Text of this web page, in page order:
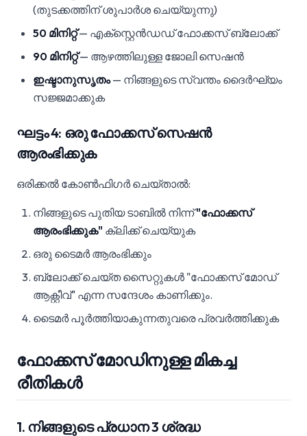
(തുടക്കത്തിന് ശുപാർശ ചെയ്യുന്നു)
50 മിനിറ്റ്— എക്സ്റ്റെൻഡഡ് ഫോക്കസ് ബ്ലോക്ക്
90 മിനിറ്റ്— ആഴത്തിലുള്ള ജോലി സെഷൻ
ഇഷ്ടാനുസൃതം— നിങ്ങളുടെ സ്വന്തം ദൈർഘ്യം
സജ്ജമാക്കുക
ഘട്ടം 4: ഒരു ഫോക്കസ് സെഷൻ
ആരംഭിക്കുക
ഒരിക്കൽ കോൺഫിഗർ ചെയ്‌താൽ:
നിങ്ങളുടെ പുതിയ ടാബിൽ നിന്ന്"ഫോക്കസ്
ആരംഭിക്കുക" ക്ലിക്ക് ചെയ്യുക
ഒരു ടൈമർ ആരംഭിക്കും
ബ്ലോക്ക് ചെയ്‌ത സൈറ്റുകൾ "ഫോക്കസ് മോഡ്
ആക്റ്റീവ്" എന്ന സന്ദേശം കാണിക്കും.
ടൈമർ പൂർത്തിയാകുന്നതുവരെ പ്രവർത്തിക്കുക
ഫോക്കസ് മോഡിനുള്ള മികച്ച
രീതികൾ
1. നിങ്ങളുടെ പ്രധാന 3 ശ്രദ്ധ